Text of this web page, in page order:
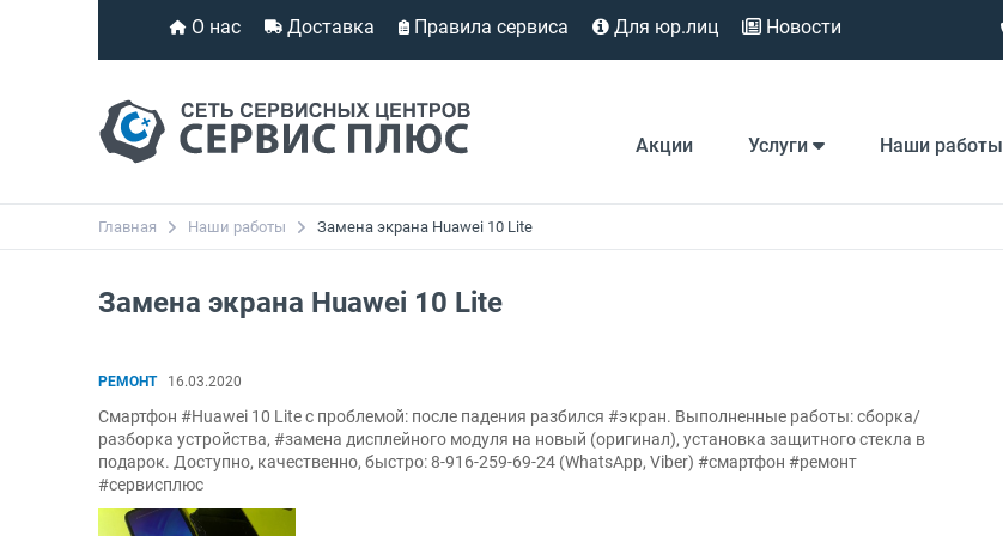
О нас Доставка Правила сервиса Для юр.лиц Новости
Акции Услуги Наши работы
Главная Наши работы Замена экрана Huawei 10 Lite
Замена экрана Huawei 10 Lite
РЕМОНТ 16.03.2020
Смартфон #Huawei 10 Lite с проблемой: после падения разбился #экран. Выполненные работы: сборка/
разборка устройства, #замена дисплейного модуля на новый (оригинал), установка защитного стекла в
подарок. Доступно, качественно, быстро: 8-916-259-69-24 (WhatsApp, Viber) #смартфон #ремонт
#сервисплюс